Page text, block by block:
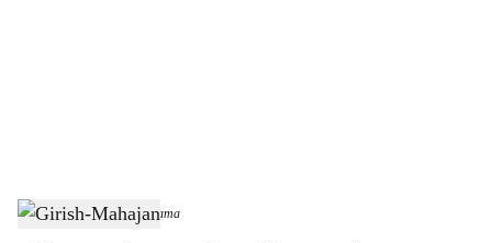
Girish-Mahajan-Sarkarnama